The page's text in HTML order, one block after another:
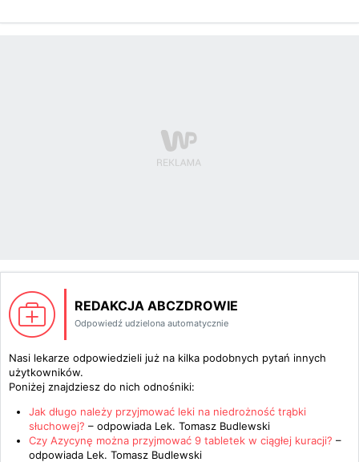
REDAKCJA ABCZDROWIE
Odpowiedź udzielona automatycznie
Nasi lekarze odpowiedzieli już na kilka podobnych pytań innych
użytkowników.
Poniżej znajdziesz do nich odnośniki:
Jak długo należy przyjmować leki na niedrożność trąbki
słuchowej? – odpowiada Lek. Tomasz Budlewski
Czy Azycynę można przyjmować 9 tabletek w ciągłej kuracji? –
odpowiada Lek. Tomasz Budlewski